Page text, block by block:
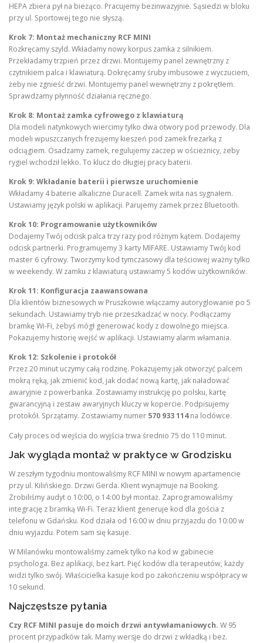
HEPA zbiera pył na bieżąco. Pracujemy bezinwazyjnie. Sąsiedzi w bloku
przy ul. Sportowej tego nie słyszą.
Krok 7: Montaż mechaniczny RCF MINI
Rozkręcamy szyld. Wkładamy nowy korpus zamka z silnikiem.
Przekładamy trzpień przez drzwi. Montujemy panel zewnętrzny z
czytnikiem palca i klawiaturą. Dokręcamy śruby imbusowe z wyczuciem,
żeby nie zgnieść drzwi. Montujemy panel wewnętrzny z pokrętłem.
Sprawdzamy płynność działania ręcznego.
Krok 8: Montaż zamka cyfrowego z klawiaturą
Dla modeli natynkowych wiercimy tylko dwa otwory pod przewody. Dla
modeli wpuszczanych frezujemy kieszeń pod zamek frezarką z
odciągiem. Osadzamy zamek, regulujemy zaczep w ościeżnicy, żeby
rygiel wchodził lekko. To klucz do długiej pracy baterii.
Krok 9: Wkładanie baterii i pierwsze uruchomienie
Wkładamy 4 baterie alkaliczne Duracell. Zamek wita nas sygnałem.
Ustawiamy język polski w aplikacji. Parujemy zamek przez Bluetooth.
Krok 10: Programowanie użytkowników
Dodajemy Twój odcisk palca trzy razy pod różnym kątem. Dodajemy
odcisk partnerki. Programujemy 3 karty MIFARE. Ustawiamy Twój kod
master 6 cyfrowy. Tworzymy kod tymczasowy dla teściowej ważny tylko
w weekendy. W zamku z klawiaturą ustawiamy 5 kodów użytkowników.
Krok 11: Konfiguracja zaawansowana
Dla klientów biznesowych w Pruszkowie włączamy autoryglowanie po 5
sekundach. Ustawiamy tryb nie przeszkadzać w nocy. Podłączamy
bramkę Wi-Fi, żebyś mógł generować kody z dowolnego miejsca.
Pokazujemy historię wejść w aplikacji. Ustawiamy alarm włamania.
Krok 12: Szkolenie i protokół
Przez 20 minut uczymy całą rodzinę. Pokazujemy jak otworzyć palcem
mokrą ręką, jak zmienić kod, jak dodać nową kartę, jak naładować
awaryjnie z powerbanka. Zostawiamy instrukcję po polsku, kartę
gwarancyjną i zestaw awaryjnych kluczy w kopercie. Podpisujemy
protokół. Sprzątamy. Zostawiamy numer 570 933 114na lodówce.
Cały proces od wejścia do wyjścia trwa średnio 75 do 110 minut.
Jak wygląda montaż w praktyce w Grodzisku
W zeszłym tygodniu montowaliśmy RCF MINI w nowym apartamencie
przy ul. Kilińskiego. Drzwi Gerda. Klient wynajmuje na Booking.
Zrobiliśmy audyt o 10:00, o 14:00 był montaż. Zaprogramowaliśmy
integrację z bramką Wi-Fi. Teraz klient generuje kod dla gościa z
telefonu w Gdańsku. Kod działa od 16:00 w dniu przyjazdu do 10:00 w
dniu wyjazdu. Potem sam się kasuje.
W Milanówku montowaliśmy zamek tylko na kod w gabinecie
psychologa. Bez aplikacji, bez kart. Pięć kodów dla terapeutów, każdy
widzi tylko swój. Właścicielka kasuje kod po zakończeniu współpracy w
10 sekund.
Najczęstsze pytania
Czy RCF MINI pasuje do moich drzwi antywłamaniowych. W 95
procent przypadków tak. Mamy wersje do drzwi z wkładką i bez.